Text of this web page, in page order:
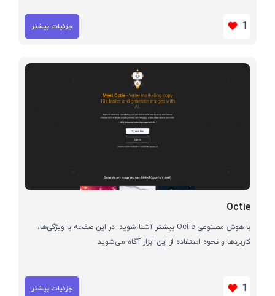
1 جزئیات بیشتر
Octie
با هوش مصنوعی Octie بیشتر آشنا شوید. در این صفحه با ویژگی‌ها،
کاربردها و نحوه استفاده از این ابزار آگاه می‌شوید
1 جزئیات بیشتر